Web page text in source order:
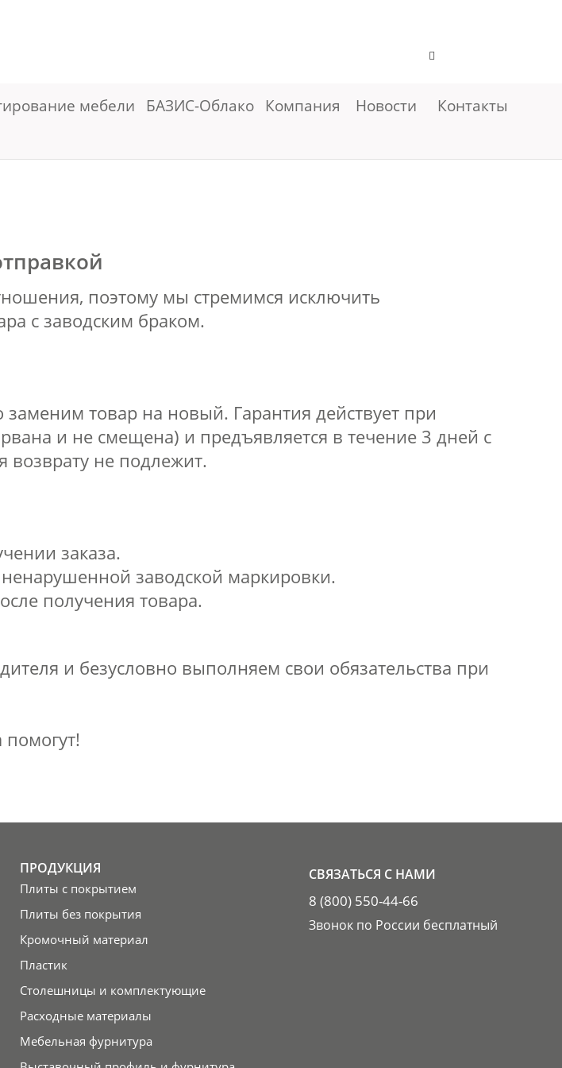
мебели БАЗИС-Облако Компания Новости Контакты
поэтому мы стремимся исключить
с заводским браком.
товар на новый. Гарантия действует при
и не смещена) и предъявляется в течение 3 дней с
возврату не подлежит.
заказа.
заводской маркировки.
получения товара.
и безусловно выполняем свои обязательства при
ПРОДУКЦИЯ
Плиты с покрытием
Плиты без покрытия
Кромочный материал
Пластик
Столешницы и комплектующие
Расходные материалы
Мебельная фурнитура
СВЯЗАТЬСЯ С НАМИ
8 (800) 550-44-66
Звонок по России бесплатный